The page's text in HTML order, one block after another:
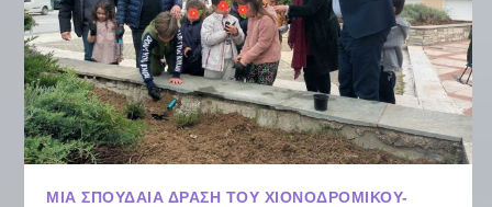
ΜΙΑ ΣΠΟΥΔΑΊΑ ΔΡΆΣΗ ΤΟΥ ΧΙΟΝΟΔΡΟΜΙΚΟΎ-